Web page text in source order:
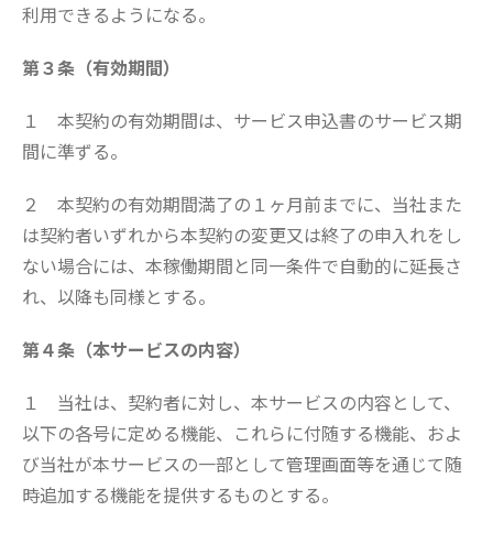
利用できるようになる。
第３条（有効期間）
１ 本契約の有効期間は、サービス申込書のサービス期
間に準ずる。
２ 本契約の有効期間満了の１ヶ月前までに、当社また
は契約者いずれから本契約の変更又は終了の申入れをし
ない場合には、本稼働期間と同一条件で自動的に延長さ
れ、以降も同様とする。
第４条（本サービスの内容）
１ 当社は、契約者に対し、本サービスの内容として、
以下の各号に定める機能、これらに付随する機能、およ
び当社が本サービスの一部として管理画面等を通じて随
時追加する機能を提供するものとする。